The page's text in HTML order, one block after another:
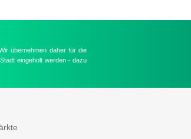
übernehmen daher für die
eingeholt werden - dazu